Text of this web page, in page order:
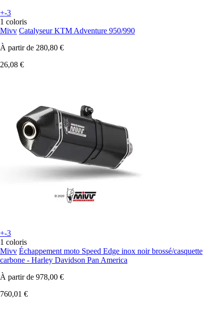
+-3
1 coloris
Mivv Catalyseur KTM Adventure 950/990
À partir de 280,80 €
26,08 €
+-3
1 coloris
Mivv Échappement moto Speed Edge inox noir brossé/casquette
carbone - Harley Davidson Pan America
À partir de 978,00 €
760,01 €